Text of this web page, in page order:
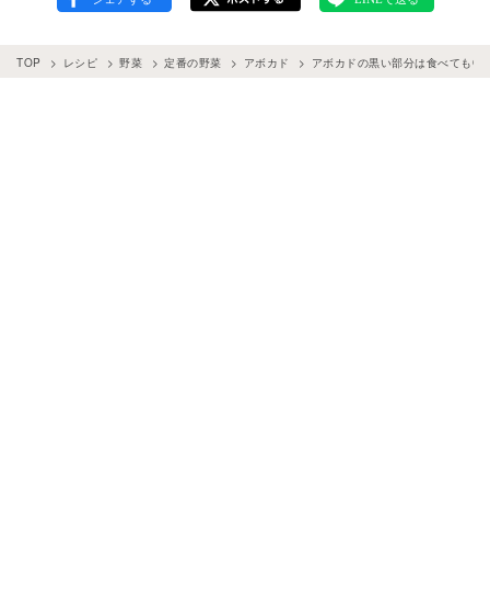
TOP レシピ 野菜 定番の野菜 アボカド アボカドの黒い部分は食べても